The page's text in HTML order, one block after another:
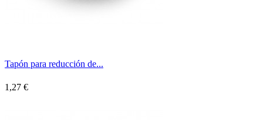
Tapón para reducción de...
1,27 €